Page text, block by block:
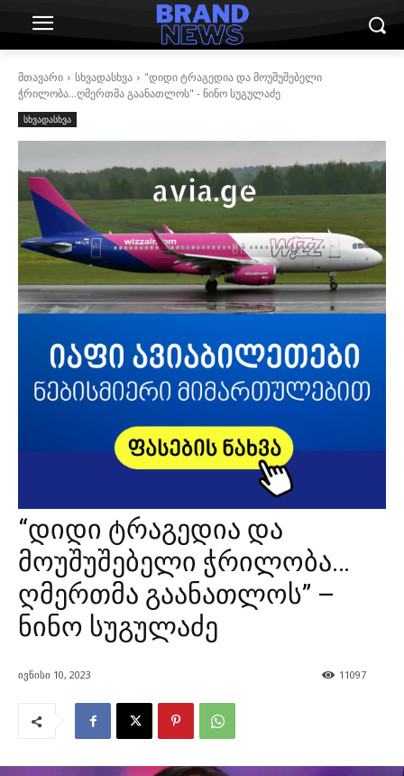
მთავარი სხვადასხვა
"დიდი ტრაგედია და მოუშუშებელი
ჭრილობა...ღმერთმა გაანათლოს" - ნინო სუგულაძე
სხვადასხვა
“დიდი ტრაგედია და
მოუშუშებელი ჭრილობა…
ღმერთმა გაანათლოს” –
ნინო სუგულაძე
ივნისი 10, 2023 11097